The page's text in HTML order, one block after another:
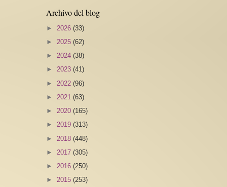
Archivo del blog
► 2026 (33)
► 2025 (62)
► 2024 (38)
► 2023 (41)
► 2022 (96)
► 2021 (63)
► 2020 (165)
► 2019 (313)
► 2018 (448)
► 2017 (305)
► 2016 (250)
► 2015 (253)